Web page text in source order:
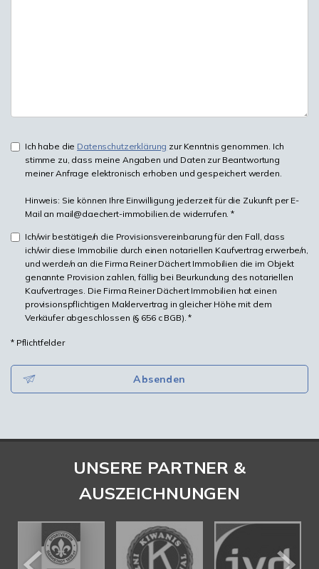
Ich habe die Datenschutzerklärung zur Kenntnis genommen. Ich
stimme zu, dass meine Angaben und Daten zur Beantwortung
meiner Anfrage elektronisch erhoben und gespeichert werden.
Hinweis: Sie können Ihre Einwilligung jederzeit für die Zukunft per E-
Mail an mail@daechert-immobilien.de widerrufen. *
Ich/wir bestätige/n die Provisionsvereinbarung für den Fall, dass
ich/wir diese Immobilie durch einen notariellen Kaufvertrag erwerbe/n,
und werde/n an die Firma Reiner Dächert Immobilien die im Objekt
genannte Provision zahlen, fällig bei Beurkundung des notariellen
Kaufvertrages. Die Firma Reiner Dächert Immobilien hat einen
provisionspflichtigen Maklervertrag in gleicher Höhe mit dem
Verkäufer abgeschlossen (§ 656 c BGB). *
* Pflichtfelder
Absenden
UNSERE PARTNER &
AUSZEICHNUNGEN